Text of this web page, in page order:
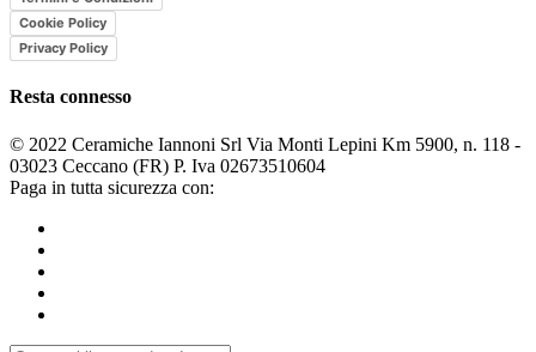
Cookie Policy
Privacy Policy
Resta connesso
© 2022 Ceramiche Iannoni Srl Via Monti Lepini Km 5900, n. 118 -
03023 Ceccano (FR) P. Iva 02673510604
Paga in tutta sicurezza con: